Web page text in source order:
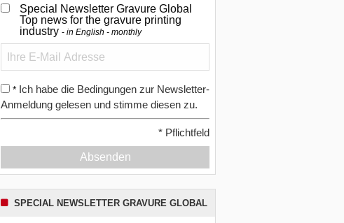
Special Newsletter Gravure Global
Top news for the gravure printing
industry in English - monthly
* Ich habe die Bedingungen zur Newsletter-
Anmeldung gelesen und stimme diesen zu.
* Pflichtfeld
Absenden
SPECIAL NEWSLETTER GRAVURE GLOBAL